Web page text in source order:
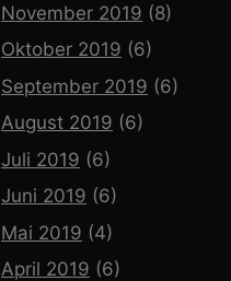
November 2019 (8)
Oktober 2019 (6)
September 2019 (6)
August 2019 (6)
Juli 2019 (6)
Juni 2019 (6)
Mai 2019 (4)
April 2019 (6)